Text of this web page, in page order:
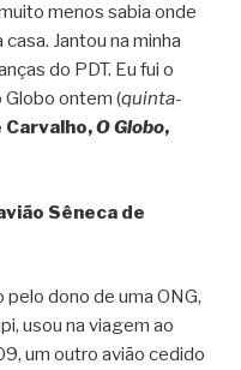
menos sabia onde
Jantou na minha
do PDT. Eu fui o
Globo ontem (quinta-
Carvalho,O Globo,
Sêneca de
dono de uma ONG,
usou na viagem ao
um outro avião cedido